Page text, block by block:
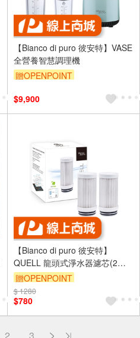
【Bianco di puro 彼安特】VASE
全營養智慧調理機
贈OPENPOINT
$9,900
【Bianco di puro 彼安特】
QUELL 龍頭式淨水器濾芯(2入
裝)
贈OPENPOINT
$ 1280
$780